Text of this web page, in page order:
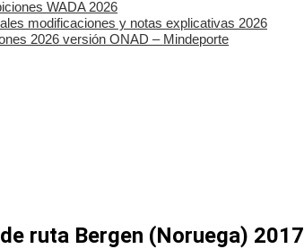
WADA 2026
modificaciones y notas explicativas 2026
2026 versión ONAD – Mindeporte
ruta Bergen (Noruega) 2017